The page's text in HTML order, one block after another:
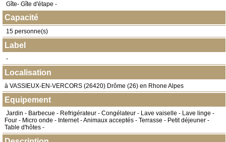
Gîte- Gîte d'étape -
Capacité
15 personne(s)
Label
-
Localisation
à VASSIEUX-EN-VERCORS (26420) Drôme (26) en Rhone Alpes
Equipement
Jardin - Barbecue - Refrigérateur - Congélateur - Lave vaiselle - Lave linge -
Four - Micro onde - Internet - Animaux acceptés - Terrasse - Petit déjeuner -
Table d'hôtes -